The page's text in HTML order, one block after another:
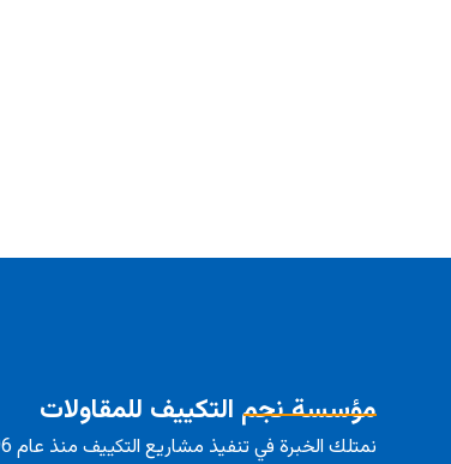
مؤسسة نجم التكييف للمقاولات